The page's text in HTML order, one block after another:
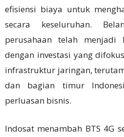
efisiensi biaya untuk
secara keseluruhan.
perusahaan telah menjadi
dengan investasi yang
infrastruktur jaringan,
dan bagian timur
perluasan bisnis.
Indosat menambah BTS 4G